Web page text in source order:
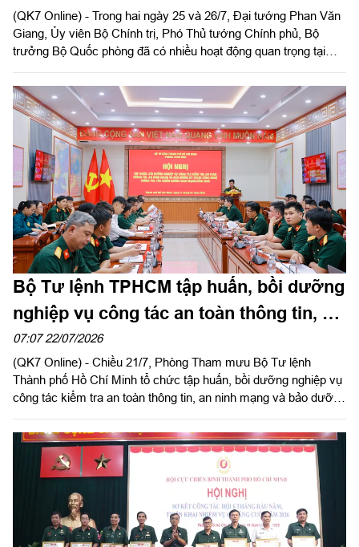
(QK7 Online) - Trong hai ngày 25 và 26/7, Đại tướng Phan Văn
Giang, Ủy viên Bộ Chính trị, Phó Thủ tướng Chính phủ, Bộ
trưởng Bộ Quốc phòng đã có nhiều hoạt động quan trọng tại
Bộ Tư lệnh TPHCM tập huấn, bồi dưỡng
nghiệp vụ công tác an toàn thông tin, an
ninh mạng 2026
07:07 22/07/2026
(QK7 Online) - Chiều 21/7, Phòng Tham mưu Bộ Tư lệnh
Thành phố Hồ Chí Minh tổ chức tập huấn, bồi dưỡng nghiệp vụ
công tác kiểm tra an toàn thông tin, an ninh mạng và bảo dưỡng
2026.